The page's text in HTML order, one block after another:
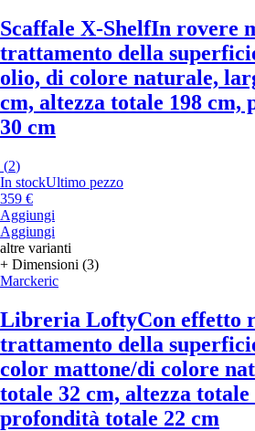
Scaffale X-ShelfIn rovere
trattamento della
olio, di colore naturale,
cm, altezza totale 198 cm,
30 cm
(2)
In stockUltimo pezzo
359 €
Aggiungi
Aggiungi
altre varianti
+ Dimensioni (3)
Marckeric
Libreria LoftyCon effetto
trattamento della
color mattone/di colore
totale 32 cm, altezza totale
profondità totale 22 cm